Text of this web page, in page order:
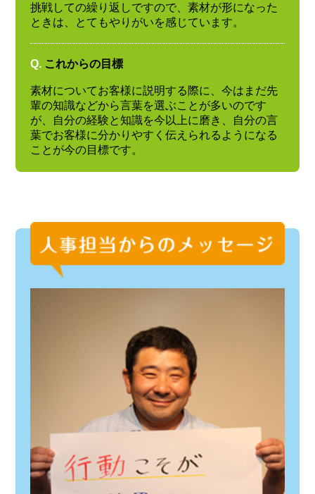
挑戦しての繰り返しですので、素材が形になった
ときは、とてもやりがいを感じています。
Q. これからの目標
素材についてお客様に説明する際に、今はまだ先
輩の知識などから言葉を選ぶことが多いのです
が、自分の経験と知識を今以上に磨き、自分の言
葉でお客様に分かりやすく伝えられるようになる
ことが今の目標です。